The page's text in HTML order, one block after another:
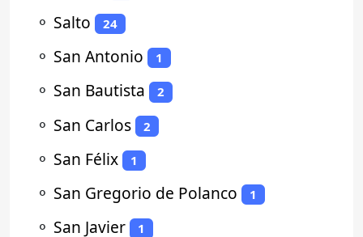
⚬ Salto 24
⚬ San Antonio 1
⚬ San Bautista 2
⚬ San Carlos 2
⚬ San Félix 1
⚬ San Gregorio de Polanco 1
⚬ San Javier 1